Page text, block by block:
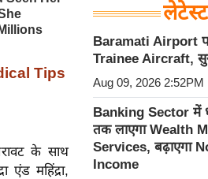
Tips
के साथ
महिंद्रा,
Baramati Airport
Trainee Aircraft,
Aug 09, 2026 2:52PM
Banking Sector में
तक लाएगा Wealth
Services, बढ़ाएगा
Income